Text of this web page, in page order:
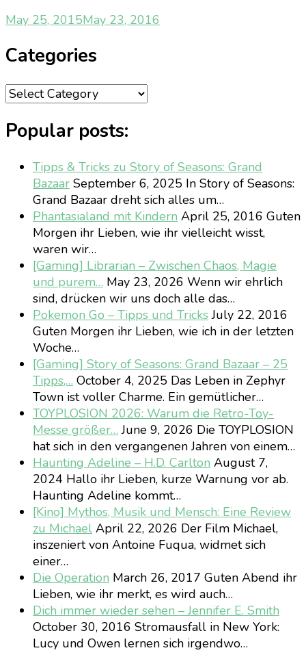
May 25, 2015May 23, 2016
Categories
Categories
Popular posts:
Tipps & Tricks zu Story of Seasons: Grand
Bazaar September 6, 2025 In Story of Seasons:
Grand Bazaar dreht sich alles um…
Phantasialand mit Kindern April 25, 2016 Guten
Morgen ihr Lieben, wie ihr vielleicht wisst,
waren wir…
[Gaming] Librarian – Zwischen Chaos, Magie
und purem… May 23, 2026 Wenn wir ehrlich
sind, drücken wir uns doch alle das…
Pokemon Go – Tipps und TricksJuly 22, 2016
Guten Morgen ihr Lieben, wie ich in der letzten
Woche…
[Gaming] Story of Seasons: Grand Bazaar – 25
Tipps,… October 4, 2025 Das Leben in Zephyr
Town ist voller Charme. Ein gemütlicher…
TOYPLOSION 2026: Warum die Retro-Toy-
Messe größer… June 9, 2026 Die TOYPLOSION
hat sich in den vergangenen Jahren von einem…
Haunting Adeline – H.D. Carlton August 7,
2024 Hallo ihr Lieben, kurze Warnung vor ab.
Haunting Adeline kommt…
[Kino] Mythos, Musik und Mensch: Eine Review
zu Michael April 22, 2026 Der Film Michael,
inszeniert von Antoine Fuqua, widmet sich
einer…
Die Operation March 26, 2017 Guten Abend ihr
Lieben, wie ihr merkt, es wird auch…
Dich immer wieder sehen – Jennifer E. Smith
October 30, 2016 Stromausfall in New York:
Lucy und Owen lernen sich irgendwo…